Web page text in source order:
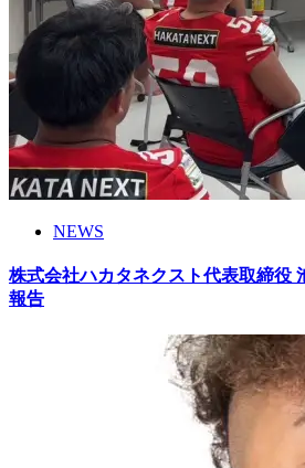
NEWS
株式会社ハカタネクスト代表取締役
報告